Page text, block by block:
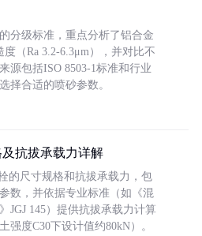
分级标准，重点分析了铝合金
（Ra 3.2-6.3μm），并对比不
源包括ISO 8503-1标准和行业
择合适的喷砂参数。
抗拔承载力详解
的尺寸规格和抗拔承载力，包
数，并依据专业标准（如《混
JGJ 145）提供抗拔承载力计算
强度C30下设计值约80kN）。